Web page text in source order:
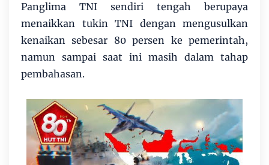
Panglima TNI sendiri tengah berupaya
menaikkan tukin TNI dengan mengusulkan
kenaikan sebesar 80 persen ke pemerintah,
namun sampai saat ini masih dalam tahap
pembahasan.